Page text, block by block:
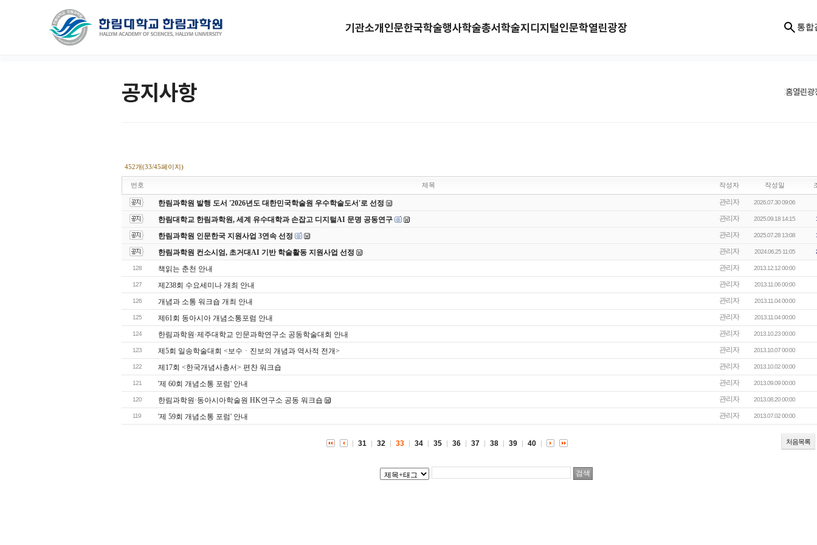
기관소개인문한국학술행사학술총서학술지디지털인문학열린광장 통합
공지사항 홈열린광
452개(33/45페이지)
번호 제목 작성자 작성일
한림과학원 발행 도서 '2026년도 대한민국학술원 우수학술도서'로 선정 관리자 2026.07.30 09:06
한림대학교 한림과학원, 세계 유수대학과 손잡고 디지털AI 문명 공동연구 관리자 2025.09.18 14:15
한림과학원 인문한국 지원사업 3연속 선정 관리자 2025.07.28 13:08
한림과학원 컨소시엄, 초거대AI 기반 학술활동 지원사업 선정 관리자 2024.06.25 11:05
128 책읽는 춘천 안내 관리자 2013.12.12 00:00
127 제238회 수요세미나 개최 안내 관리자 2013.11.06 00:00
126 개념과 소통 워크숍 개최 안내 관리자 2013.11.04 00:00
125 제61회 동아시아 개념소통포럼 안내 관리자 2013.11.04 00:00
124 한림과학원·제주대학교 인문과학연구소 공동학술대회 안내 관리자 2013.10.23 00:00
123 제5회 일송학술대회 <보수ㆍ진보의 개념과 역사적 전개> 관리자 2013.10.07 00:00
122 제17회 <한국개념사총서> 편찬 워크숍 관리자 2013.10.02 00:00
121 '제 60회 개념소통 포럼' 안내 관리자 2013.09.09 00:00
120 한림과학원·동아시아학술원 HK연구소 공동 워크숍 관리자 2013.08.20 00:00
119 '제 59회 개념소통 포럼' 안내 관리자 2013.07.02 00:00
처음목록
31 32 33 34 35 36 37 38 39 40